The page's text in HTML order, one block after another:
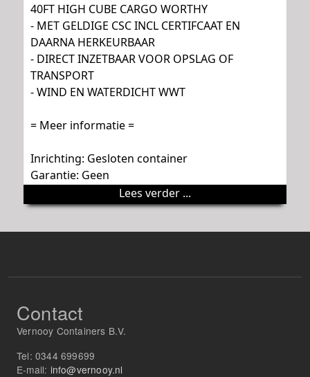
40FT HIGH CUBE CARGO WORTHY
- MET GELDIGE CSC INCL CERTIFCAAT EN
DAARNA HERKEURBAAR
- DIRECT INZETBAAR VOOR OPSLAG OF
TRANSPORT
- WIND EN WATERDICHT WWT
= Meer informatie =
Inrichting: Gesloten container
Garantie: Geen
Lees verder ...
Contact
Vernooy Containers B.V.
Tel: 0344 699699
E-mail: info@vernooy.nl